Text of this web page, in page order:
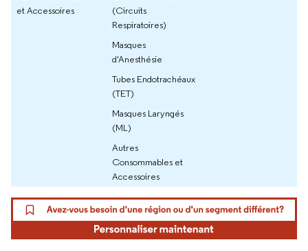
et Accessoires
(Circuits
Respiratoires)
Masques
d'Anesthésie
Tubes Endotrachéaux
(TET)
Masques Laryngés
(ML)
Autres
Consommables et
Accessoires